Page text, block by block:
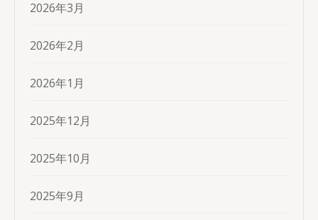
2026年3月
2026年2月
2026年1月
2025年12月
2025年10月
2025年9月